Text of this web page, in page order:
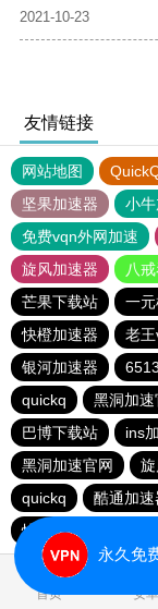
2021-10-23
友情链接
网站地图
坚果加速器
小
免费vqn外网加速
旋风加速器
八
芒果下载站
一
快橙加速器
老
银河加速器
quickq
黑洞加速
巴博下载站
ins
黑洞加速官网
quickq
酷通加速
快橙加速器
首页 安
永久免